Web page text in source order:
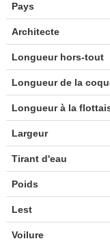
Pays
Architecte
Longueur hors-tout
Longueur de la
Longueur à la
Largeur
Tirant d'eau
Poids
Lest
Voilure